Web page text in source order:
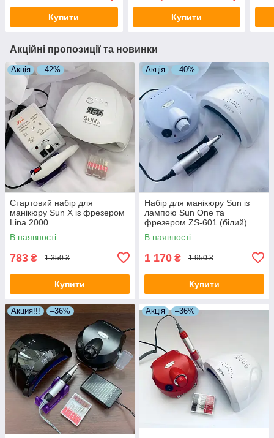
Купити Купити
Акційні пропозиції та новинки
Акція –42%
Стартовий набір для
манікюру Sun X із фрезером
Lina 2000
В наявності
783 ₴ 1 350 ₴
Купити
Акція –40%
Набір для манікюру Sun із
лампою Sun One та
фрезером ZS-601 (білий)
В наявності
1 170 ₴ 1 950 ₴
Купити
Акция!!! –36% Акція –36%